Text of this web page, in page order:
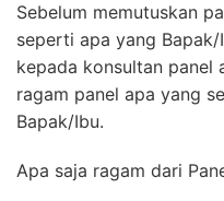
Sebelum memutuskan
seperti apa yang
kepada konsultan panel
ragam panel apa yang
Bapak/Ibu.
Apa saja ragam dari